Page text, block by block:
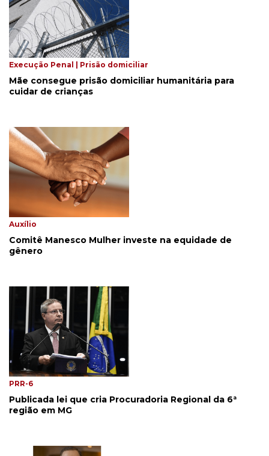
Execução Penal | Prisão domiciliar
Mãe consegue prisão domiciliar humanitária para
cuidar de crianças
Auxílio
Comitê Manesco Mulher investe na equidade de
gênero
PRR-6
Publicada lei que cria Procuradoria Regional da 6ª
região em MG